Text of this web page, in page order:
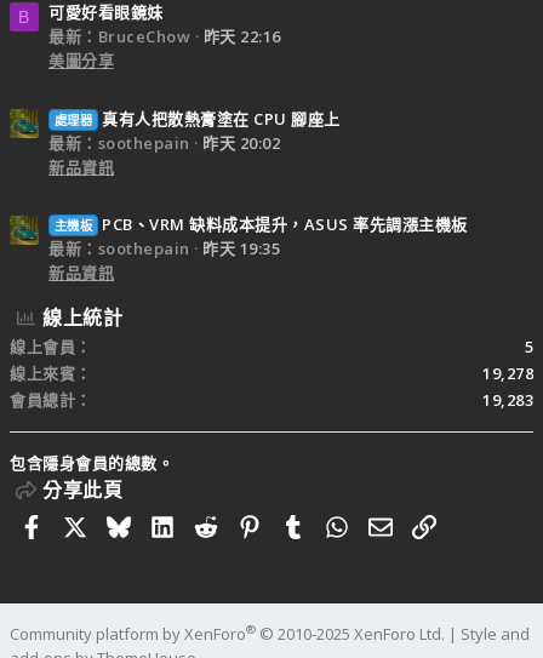
B
可愛好看眼鏡妹
最新：BruceChow
昨天 22:16
美圖分享
處理器 真有人把散熱膏塗在 CPU 腳座上
最新：soothepain
昨天 20:02
新品資訊
主機板
PCB、VRM 缺料成本提升，ASUS 率先調漲主機板
最新：soothepain
昨天 19:35
新品資訊
線上統計
線上會員
5
線上來賓
19,278
會員總計
19,283
包含隱身會員的總數。
分享此頁
FacebookBlueskyLinkedIn
RedditPinterestTumblrWhatsApp
電子郵件
連結
Community platform by XenForo® © 2010-2025 XenForo Ltd. | Style and